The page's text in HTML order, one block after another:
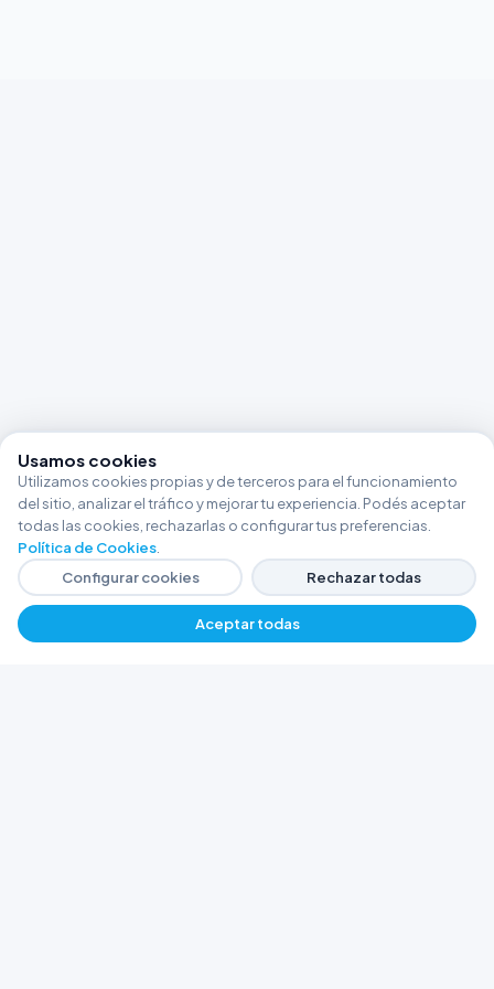
Usamos cookies
Utilizamos cookies propias y de terceros para el funcionamiento
del sitio, analizar el tráfico y mejorar tu experiencia. Podés aceptar
todas las cookies, rechazarlas o configurar tus preferencias.
Política de Cookies
Configurar cookies
Rechazar todas
Aceptar todas